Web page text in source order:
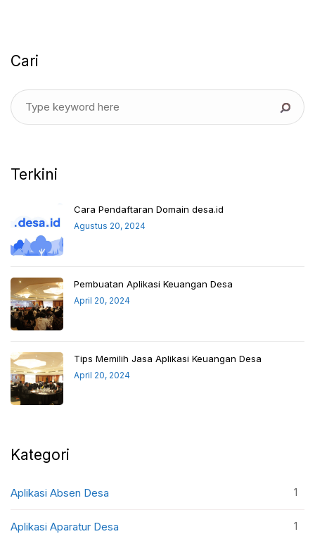
Cari
Terkini
Cara Pendaftaran Domain desa.id
Agustus 20, 2024
Pembuatan Aplikasi Keuangan Desa
April 20, 2024
Tips Memilih Jasa Aplikasi Keuangan Desa
April 20, 2024
Kategori
Aplikasi Absen Desa 1
Aplikasi Aparatur Desa 1